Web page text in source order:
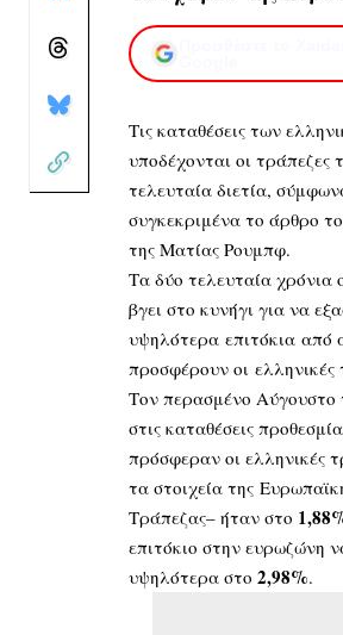
Τις καταθέσεις των
υποδέχονται οι τράπεζες
τελευταία διετία,
συγκεκριμένα το άρθρο
της Ματίας Ρουμπφ.
Τα δύο τελευταία χρόνια
βγει στο κυνήγι για να
υψηλότερα επιτόκια από
προσφέρουν οι ελληνικές
Τον περασμένο Αύγουστο
στις καταθέσεις
πρόσφεραν οι ελληνικές
τα στοιχεία της
Τράπεζας– ήταν στο
επιτόκιο στην ευρωζώνη
υψηλότερα στο 2,98%.